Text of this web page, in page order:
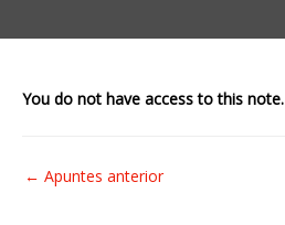
You do not have access to this note.
Navegación
← Apuntes anterior